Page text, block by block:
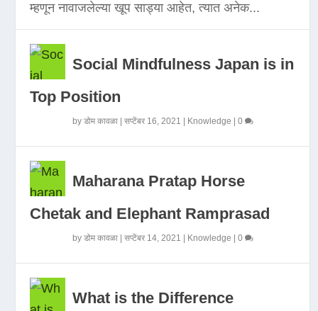
म्हणून नावाजलेल्या खूप साड्या आहेत, त्यात अनेक...
Social Mindfulness Japan is in
Top Position
byडोम कावळा |सप्टेंबर 16, 2021 Knowledge |0
Maharana Pratap Horse
Chetak and Elephant Ramprasad
byडोम कावळा |सप्टेंबर 14, 2021 Knowledge |0
What is the Difference